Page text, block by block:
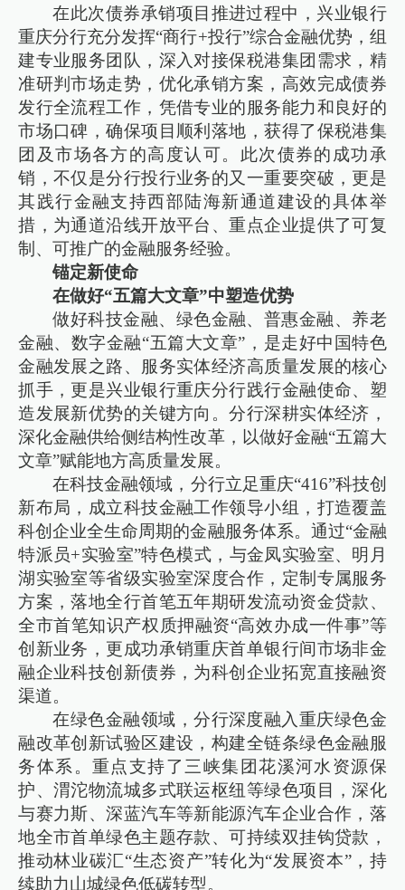
在此次债券承销项目推进过程中，兴业银行
重庆分行充分发挥“商行+投行”综合金融优势，组
建专业服务团队，深入对接保税港集团需求，精
准研判市场走势，优化承销方案，高效完成债券
发行全流程工作，凭借专业的服务能力和良好的
市场口碑，确保项目顺利落地，获得了保税港集
团及市场各方的高度认可。此次债券的成功承
销，不仅是分行投行业务的又一重要突破，更是
其践行金融支持西部陆海新通道建设的具体举
措，为通道沿线开放平台、重点企业提供了可复
制、可推广的金融服务经验。
锚定新使命
在做好“五篇大文章”中塑造优势
做好科技金融、绿色金融、普惠金融、养老
金融、数字金融“五篇大文章”，是走好中国特色
金融发展之路、服务实体经济高质量发展的核心
抓手，更是兴业银行重庆分行践行金融使命、塑
造发展新优势的关键方向。分行深耕实体经济，
深化金融供给侧结构性改革，以做好金融“五篇大
文章”赋能地方高质量发展。
在科技金融领域，分行立足重庆“416”科技创
新布局，成立科技金融工作领导小组，打造覆盖
科创企业全生命周期的金融服务体系。通过“金融
特派员+实验室”特色模式，与金凤实验室、明月
湖实验室等省级实验室深度合作，定制专属服务
方案，落地全行首笔五年期研发流动资金贷款、
全市首笔知识产权质押融资“高效办成一件事”等
创新业务，更成功承销重庆首单银行间市场非金
融企业科技创新债券，为科创企业拓宽直接融资
渠道。
在绿色金融领域，分行深度融入重庆绿色金
融改革创新试验区建设，构建全链条绿色金融服
务体系。重点支持了三峡集团花溪河水资源保
护、渭沱物流城多式联运枢纽等绿色项目，深化
与赛力斯、深蓝汽车等新能源汽车企业合作，落
地全市首单绿色主题存款、可持续双挂钩贷款，
推动林业碳汇“生态资产”转化为“发展资本”，持
续助力山城绿色低碳转型。